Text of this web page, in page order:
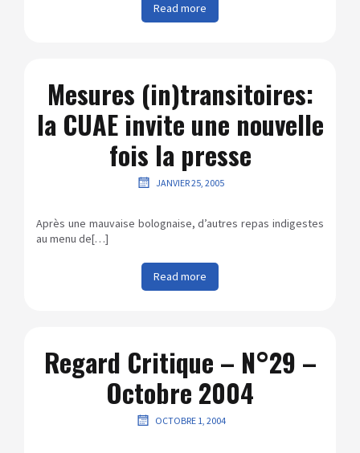
Read more
Mesures (in)transitoires:
la CUAE invite une nouvelle
fois la presse
JANVIER 25, 2005
Après une mauvaise bolognaise, d’autres repas indigestes
au menu de[…]
Read more
Regard Critique – N°29 –
Octobre 2004
OCTOBRE 1, 2004